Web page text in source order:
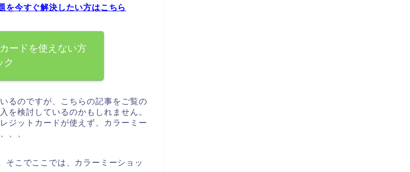
を今すぐ解決したい方はこちら
ードを使えない方
ク
るのですが、こちらの記事をご覧の
を検討しているのかもしれません。
ジットカードが使えず、カラーミー
、、
そこでここでは、カラーミーショッ